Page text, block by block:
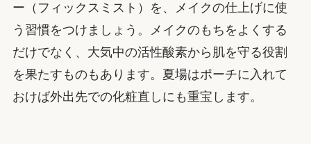
ー（フィックスミスト）を、メイクの仕上げに使
う習慣をつけましょう。メイクのもちをよくする
だけでなく、大気中の活性酸素から肌を守る役割
を果たすものもあります。夏場はポーチに入れて
おけば外出先での化粧直しにも重宝します。